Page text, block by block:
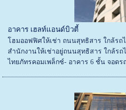
อาคาร เฮลท์แอนด์บิวตี้
โฮมออฟฟิศให้เช่า ถนนสุทธิสาร ใกล้ร
สำนักงานให้เช่าอยู่ถนนสุทธิสาร ใกล้รถ
ไทยภัทรคอมเพล็กซ์- อาคาร 6 ชั้น จอดร